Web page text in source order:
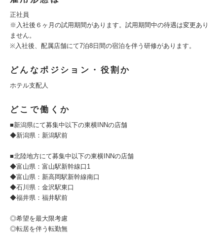
正社員
※入社後６ヶ月の試用期間があります。試用期間中の待遇は変更あり
ません。
※入社後、配属店舗にて7泊8日間の宿泊を伴う研修があります。
どんなポジション・役割か
ホテル支配人
どこで働くか
■新潟県にて募集中以下の東横INNの店舗
◆新潟県：新潟駅前
■北陸地方にて募集中以下の東横INNの店舗
◆富山県：富山駅新幹線口1
◆富山県：新高岡駅新幹線南口
◆石川県：金沢駅東口
◆福井県：福井駅前
◎希望を最大限考慮
◎転居を伴う転勤無